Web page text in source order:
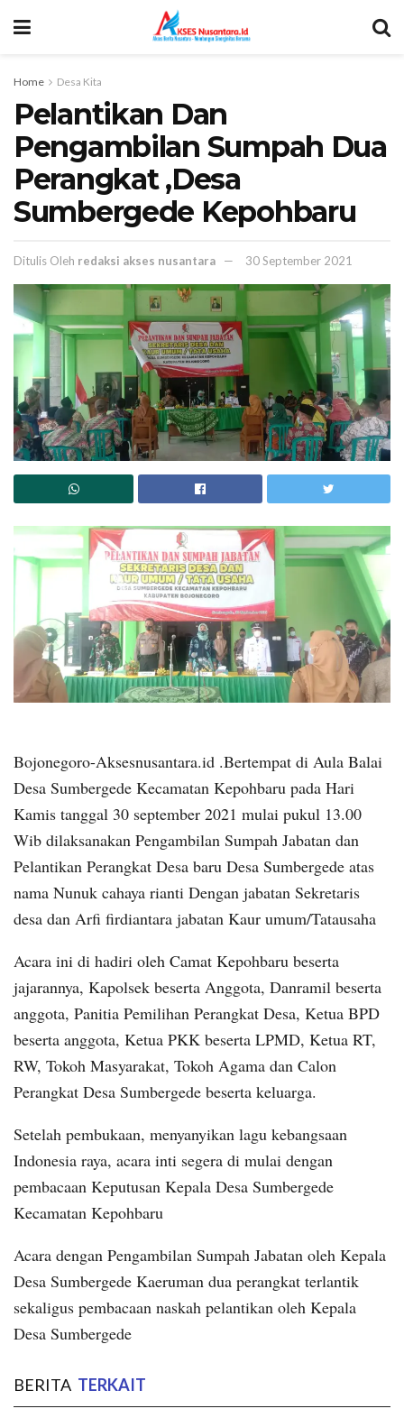
Home Desa Kita
Pelantikan Dan
Pengambilan Sumpah Dua
Perangkat ,Desa
Sumbergede Kepohbaru
Ditulis Oleh redaksi akses nusantara 30 September 2021
Bojonegoro-Aksesnusantara.id .Bertempat di Aula Balai
Desa Sumbergede Kecamatan Kepohbaru pada Hari
Kamis tanggal 30 september 2021 mulai pukul 13.00
Wib dilaksanakan Pengambilan Sumpah Jabatan dan
Pelantikan Perangkat Desa baru Desa Sumbergede atas
nama Nunuk cahaya rianti Dengan jabatan Sekretaris
desa dan Arfi firdiantara jabatan Kaur umum/Tatausaha
Acara ini di hadiri oleh Camat Kepohbaru beserta
jajarannya, Kapolsek beserta Anggota, Danramil beserta
anggota, Panitia Pemilihan Perangkat Desa, Ketua BPD
beserta anggota, Ketua PKK beserta LPMD, Ketua RT,
RW, Tokoh Masyarakat, Tokoh Agama dan Calon
Perangkat Desa Sumbergede beserta keluarga.
Setelah pembukaan, menyanyikan lagu kebangsaan
Indonesia raya, acara inti segera di mulai dengan
pembacaan Keputusan Kepala Desa Sumbergede
Kecamatan Kepohbaru
Acara dengan Pengambilan Sumpah Jabatan oleh Kepala
Desa Sumbergede Kaeruman dua perangkat terlantik
sekaligus pembacaan naskah pelantikan oleh Kepala
Desa Sumbergede
BERITA TERKAIT